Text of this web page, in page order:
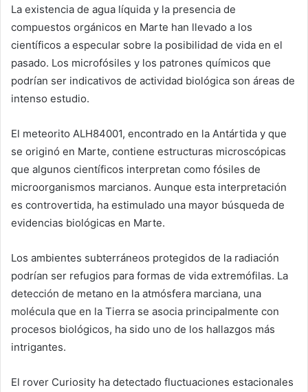
La existencia de agua líquida y la presencia de
compuestos orgánicos en Marte han llevado a los
científicos a especular sobre la posibilidad de vida en el
pasado. Los microfósiles y los patrones químicos que
podrían ser indicativos de actividad biológica son áreas de
intenso estudio.
El meteorito ALH84001, encontrado en la Antártida y que
se originó en Marte, contiene estructuras microscópicas
que algunos científicos interpretan como fósiles de
microorganismos marcianos. Aunque esta interpretación
es controvertida, ha estimulado una mayor búsqueda de
evidencias biológicas en Marte.
Los ambientes subterráneos protegidos de la radiación
podrían ser refugios para formas de vida extremófilas. La
detección de metano en la atmósfera marciana, una
molécula que en la Tierra se asocia principalmente con
procesos biológicos, ha sido uno de los hallazgos más
intrigantes.
El rover Curiosity ha detectado fluctuaciones estacionales